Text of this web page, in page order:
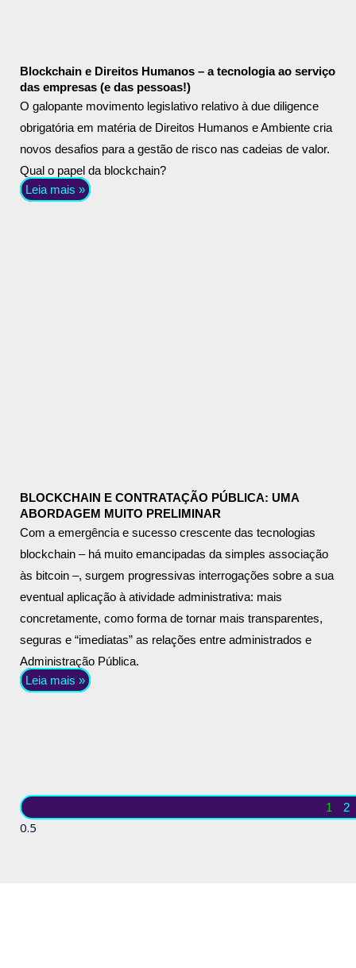
Blockchain e Direitos Humanos – a tecnologia ao serviço
das empresas (e das pessoas!)
O galopante movimento legislativo relativo à due diligence
obrigatória em matéria de Direitos Humanos e Ambiente cria
novos desafios para a gestão de risco nas cadeias de valor.
Qual o papel da blockchain?
Leia mais »
BLOCKCHAIN E CONTRATAÇÃO PÚBLICA: UMA
ABORDAGEM MUITO PRELIMINAR
Com a emergência e sucesso crescente das tecnologias
blockchain – há muito emancipadas da simples associação
às bitcoin –, surgem progressivas interrogações sobre a sua
eventual aplicação à atividade administrativa: mais
concretamente, como forma de tornar mais transparentes,
seguras e “imediatas” as relações entre administrados e
Administração Pública.
Leia mais »
1 2